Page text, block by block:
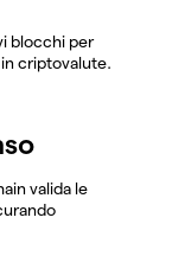
blocchi per
criptovalute.
valida le